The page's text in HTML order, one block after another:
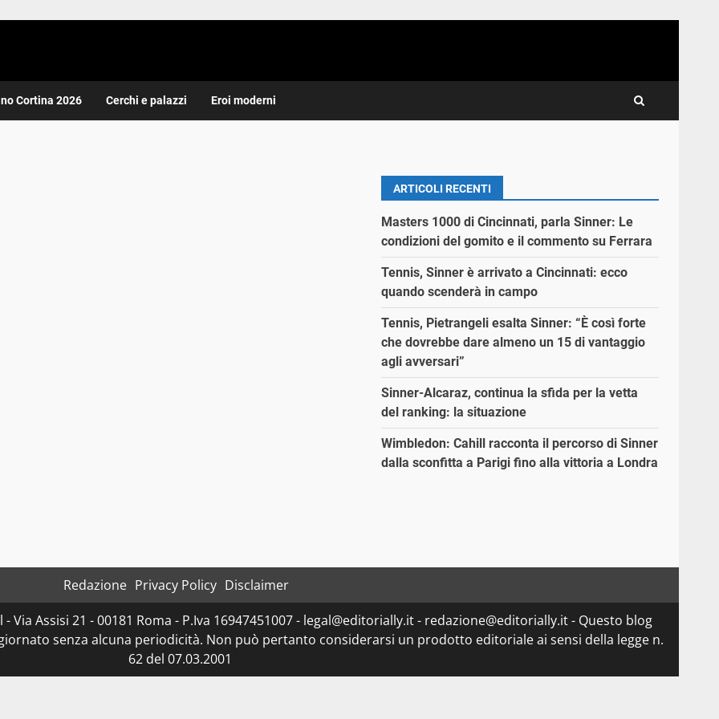
Cortina 2026 Cerchi e palazzi Eroi moderni
ARTICOLI RECENTI
Masters 1000 di Cincinnati, parla Sinner: Le
condizioni del gomito e il commento su Ferrara
Tennis, Sinner è arrivato a Cincinnati: ecco
quando scenderà in campo
Tennis, Pietrangeli esalta Sinner: “È così forte
che dovrebbe dare almeno un 15 di vantaggio
agli avversari”
Sinner-Alcaraz, continua la sfida per la vetta
del ranking: la situazione
Wimbledon: Cahill racconta il percorso di Sinner
dalla sconfitta a Parigi fino alla vittoria a Londra
Redazione Privacy Policy Disclaimer
Assisi 21 - 00181 Roma - P.Iva 16947451007 - legal@editorially.it - redazione@editorially.it - Questo blog
senza alcuna periodicità. Non può pertanto considerarsi un prodotto editoriale ai sensi della legge n.
62 del 07.03.2001